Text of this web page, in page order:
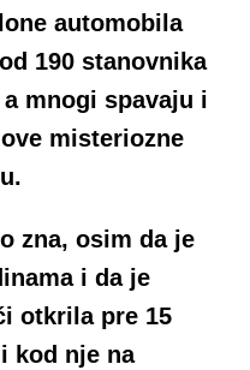
automobila
190 stanovnika
mnogi spavaju i
misteriozne
zna, osim da je
i da je
otkrila pre 15
kod nje na